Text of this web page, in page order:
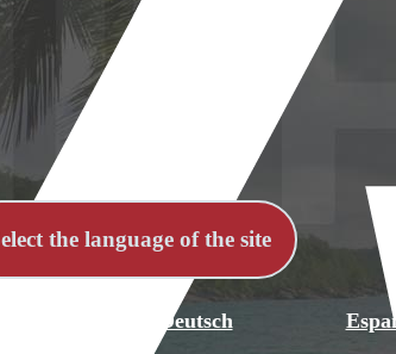
the language of the site
Deutsch